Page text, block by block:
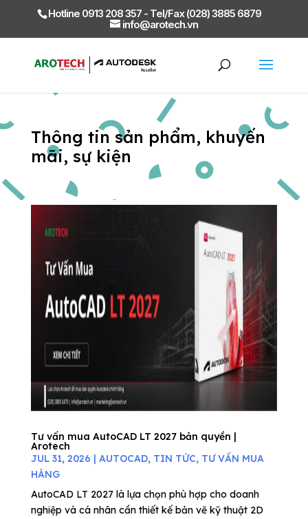
Hotline 0913 208 357 - Tel/Fax (028) 3885 6879
info@arotech.vn
Thông tin sản phẩm, khuyến
mãi, sự kiện
Tư vấn mua AutoCAD LT 2027 bản quyền |
Arotech
JUL 31, 2026 | AUTOCAD, TIN TỨC, TƯ VẤN MUA
HÀNG
AutoCAD LT 2027 là lựa chọn phù hợp cho doanh
nghiệp và cá nhân cần thiết kế bản vẽ kỹ thuật 2D